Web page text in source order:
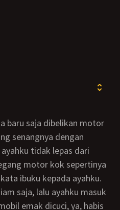
senangnya dengan
tidak lepas dari
motor kok sepertinya
ibuku kepada ayahku.
saja, lalu ayahku masuk
emak dicuci, ya, habis